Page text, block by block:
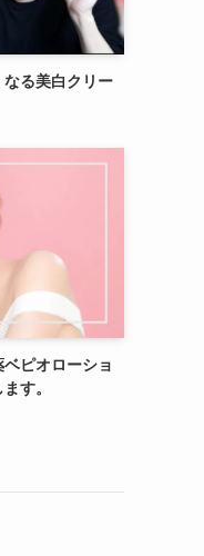
なる美白クリー
ベピオローショ
す。